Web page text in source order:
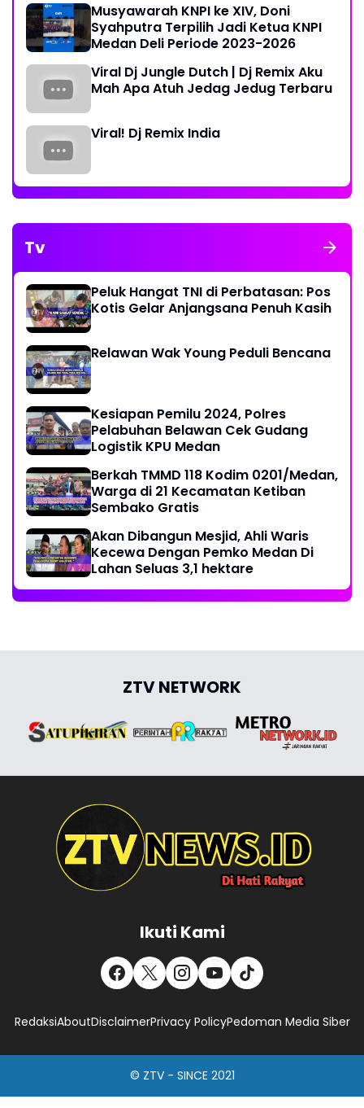
Musyawarah KNPI ke XIV, Doni
Syahputra Terpilih Jadi Ketua KNPI
Medan Deli Periode 2023-2026
Viral Dj Jungle Dutch | Dj Remix Aku
Mah Apa Atuh Jedag Jedug Terbaru
Viral! Dj Remix India
Tv
Peluk Hangat TNI di Perbatasan: Pos
Kotis Gelar Anjangsana Penuh Kasih
Relawan Wak Young Peduli Bencana
Kesiapan Pemilu 2024, Polres
Pelabuhan Belawan Cek Gudang
Logistik KPU Medan
Berkah TMMD 118 Kodim 0201/Medan,
Warga di 21 Kecamatan Ketiban
Sembako Gratis
Akan Dibangun Mesjid, Ahli Waris
Kecewa Dengan Pemko Medan Di
Lahan Seluas 3,1 hektare
ZTV NETWORK
Ikuti Kami
RedaksiAboutDisclaimerPrivacy PolicyPedoman Media Siber
© ZTV - SINCE 2021